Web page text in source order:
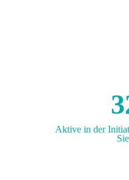
Aktive in der